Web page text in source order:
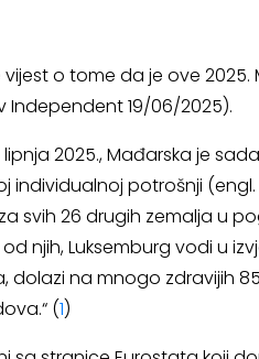
o tome da je ove
Independent 19/06/2025).
2025., Mađarska je
potrošnji (engl.
svih 26 drugih zemalja u
njih, Luksemburg vodi u
dolazi na mnogo zdravijih
(1)